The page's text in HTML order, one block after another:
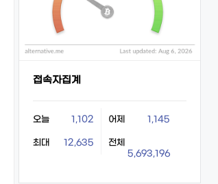
접속자집계
오늘 1,102 어제 1,145
최대 12,635
전체
5,693,196